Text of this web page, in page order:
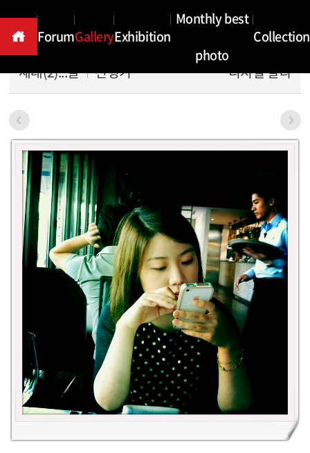
ForumGalleryExhibition
Monthly best
photo
Collection
세태(2)...딸 천형기 디지털 칼라
본문